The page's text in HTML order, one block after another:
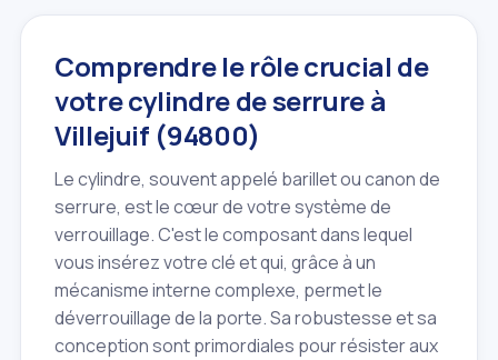
Comprendre le rôle crucial de
votre cylindre de serrure à
Villejuif (94800)
Le cylindre, souvent appelé barillet ou canon de
serrure, est le cœur de votre système de
verrouillage. C'est le composant dans lequel
vous insérez votre clé et qui, grâce à un
mécanisme interne complexe, permet le
déverrouillage de la porte. Sa robustesse et sa
conception sont primordiales pour résister aux